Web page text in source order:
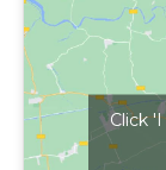
Click